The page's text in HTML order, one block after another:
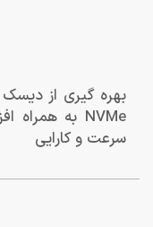
سرعت و کارایی